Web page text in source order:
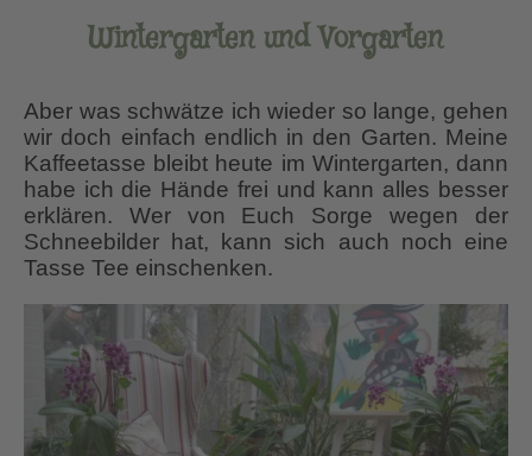
Wintergarten und Vorgarten
Aber was schwätze ich wieder so lange, gehen
wir doch einfach endlich in den Garten. Meine
Kaffeetasse bleibt heute im Wintergarten, dann
habe ich die Hände frei und kann alles besser
erklären. Wer von Euch Sorge wegen der
Schneebilder hat, kann sich auch noch eine
Tasse Tee einschenken.